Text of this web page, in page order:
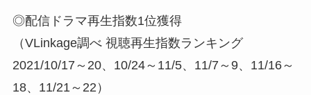
◎配信ドラマ再生指数1位獲得
（VLinkage調べ 視聴再生指数ランキング
2021/10/17～20、10/24～11/5、11/7～9、11/16～
18、11/21～22）